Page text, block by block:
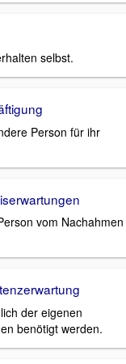
selbst.
Person für ihr
vom Nachahmen
der eigenen
benötigt werden.